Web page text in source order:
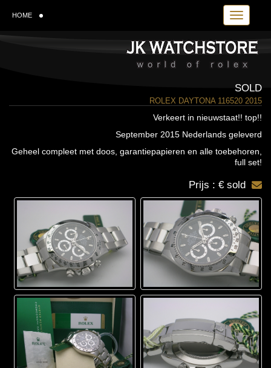
Toggle
HOME
SOLD
ROLEX DAYTONA 116520 2015
Verkeert in nieuwstaat!! top!!
September 2015 Nederlands geleverd
Geheel compleet met doos, garantiepapieren en alle toebehoren,
full set!
Prijs : € sold